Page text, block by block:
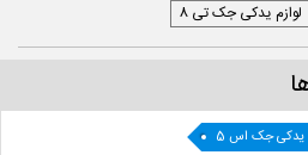
لوازم یدکی جک تی 8
یدکی جک اس 5